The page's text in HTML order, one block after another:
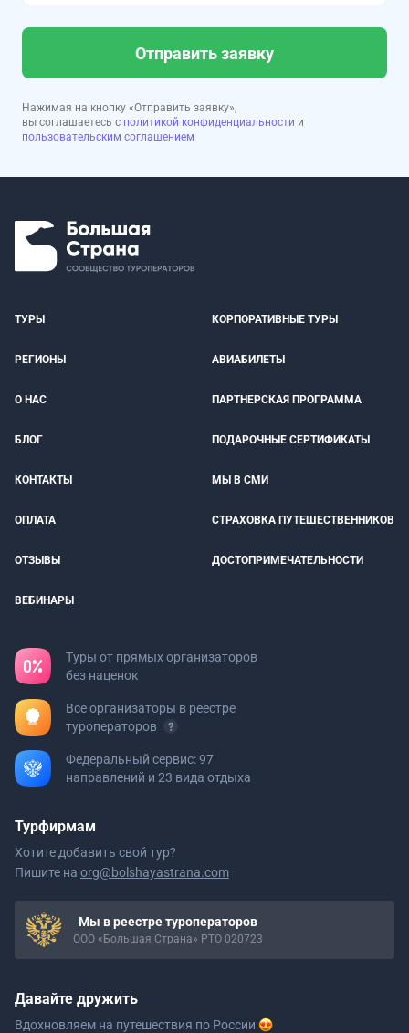
Отправить заявку
Нажимая на кнопку «Отправить заявку»,
вы соглашаетесь с политикой конфиденциальности и
пользовательским соглашением
ТУРЫ КОРПОРАТИВНЫЕ ТУРЫ
РЕГИОНЫ АВИАБИЛЕТЫ
О НАС ПАРТНЕРСКАЯ ПРОГРАММА
БЛОГ ПОДАРОЧНЫЕ СЕРТИФИКАТЫ
КОНТАКТЫ МЫ В СМИ
ОПЛАТА СТРАХОВКА ПУТЕШЕСТВЕННИКОВ
ОТЗЫВЫ ДОСТОПРИМЕЧАТЕЛЬНОСТИ
ВЕБИНАРЫ
Туры от прямых организаторов
без наценок
Все организаторы в реестре
туроператоров
Федеральный сервис: 97
направлений и 23 вида отдыха
Турфирмам
Хотите добавить свой тур?
Пишите на org@bolshayastrana.com
Мы в реестре туроператоров
ООО «Большая Страна» РТО 020723
Давайте дружить
Вдохновляем на путешествия по России